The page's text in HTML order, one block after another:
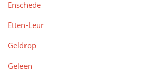
Enschede
Etten-Leur
Geldrop
Geleen